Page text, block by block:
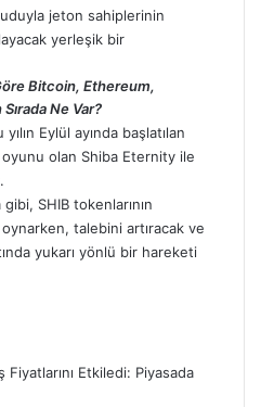
jeton sahiplerinin
yerleşik bir
Bitcoin, Ethereum,
Ne Var?
Eylül ayında başlatılan
olan Shiba Eternity ile
gibi, SHIB tokenlarının
talebini artıracak ve
yukarı yönlü bir hareketi
Fiyatlarını Etkiledi: Piyasada